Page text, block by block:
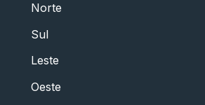
Norte
Sul
Leste
Oeste